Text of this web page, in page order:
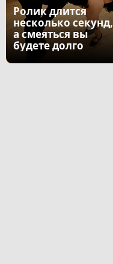
Ролик длится
несколько секунд,
а смеяться вы
будете долго